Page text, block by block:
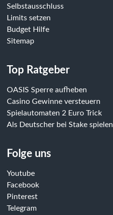
Selbstausschluss
Limits setzen
Budget Hilfe
Sitemap
Top Ratgeber
OASIS Sperre aufheben
Casino Gewinne versteuern
Spielautomaten 2 Euro Trick
Als Deutscher bei Stake spielen
Folge uns
Youtube
Facebook
Pinterest
Telegram